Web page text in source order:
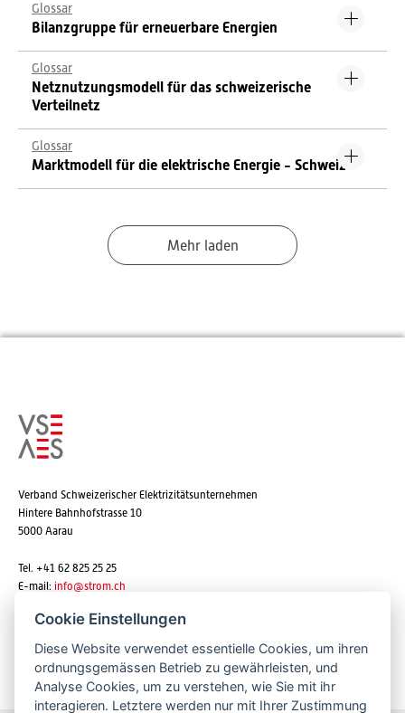
Glossar
Bilanzgruppe für erneuerbare Energien
Glossar
Netznutzungsmodell für das schweizerische
Verteilnetz
Glossar
Marktmodell für die elektrische Energie - Schweiz
Mehr laden
Verband Schweizerischer Elektrizitätsunternehmen
Hintere Bahnhofstrasse 10
5000 Aarau
Tel. +41 62 825 25 25
E-mail: info@strom.ch
Newsletter abonnieren
Cookie Einstellungen
Diese Website verwendet essentielle Cookies, um ihren
ordnungsgemässen Betrieb zu gewährleisten, und
Analyse Cookies, um zu verstehen, wie Sie mit ihr
interagieren. Letztere werden nur mit Ihrer Zustimmung